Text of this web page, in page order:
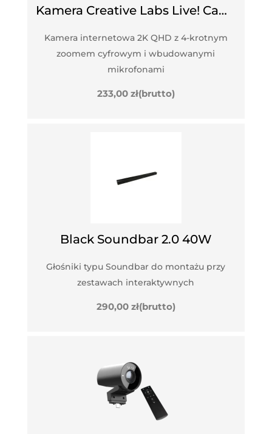
Kamera Creative Labs Live! Cam Sync V3
Kamera internetowa 2K QHD z 4-krotnym
zoomem cyfrowym i wbudowanymi
mikrofonami
233,00 zł(brutto)
Black Soundbar 2.0 40W
Głośniki typu Soundbar do montażu przy
zestawach interaktywnych
290,00 zł(brutto)